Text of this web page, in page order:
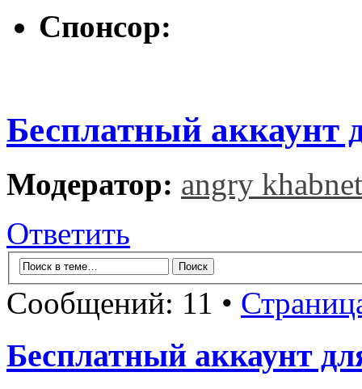
Спонсор:
Бесплатный аккаунт
Модератор: angry khabnet
Ответить
Сообщений: 11 •
Бесплатный аккаунт